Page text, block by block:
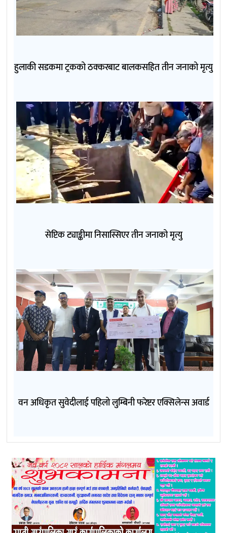
हुलाकी सडकमा ट्रकको ठक्करबाट बालकसहित तीन जनाको मृत्यु
सेप्टिक ट्याङ्कीमा निसास्सिएर तीन जनाको मृत्यु
वन अधिकृत सुवेदीलाई पहिलो लुम्बिनी फरेष्टर एक्सिलेन्स अवार्ड